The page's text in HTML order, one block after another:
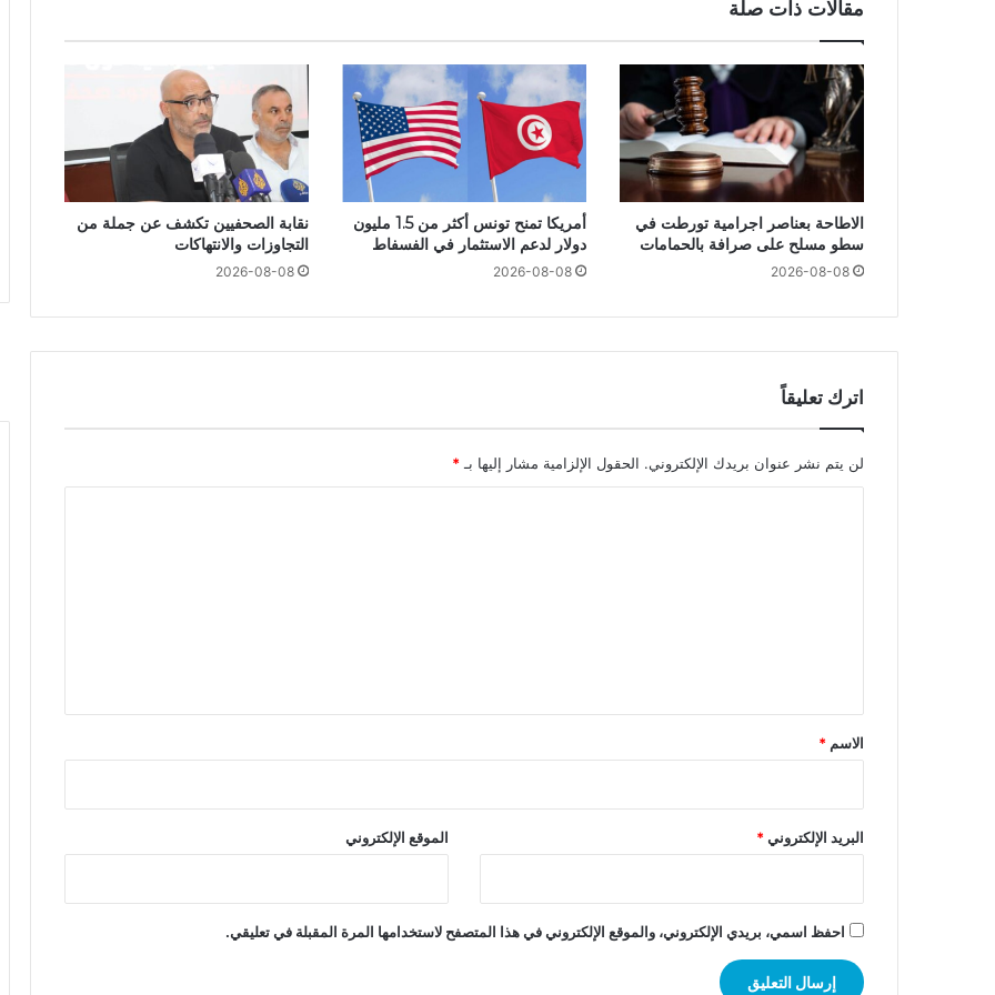
مقالات ذات صلة
الاطاحة بعناصر اجرامية تورطت في
سطو مسلح على صرافة بالحمامات
2026-08-08
أمريكا تمنح تونس أكثر من 1.5 مليون
دولار لدعم الاستثمار في الفسفاط
2026-08-08
نقابة الصحفيين تكشف عن جملة من
التجاوزات والانتهاكات
2026-08-08
اترك تعليقاً
لن يتم نشر عنوان بريدك الإلكتروني. الحقول الإلزامية مشار إليها بـ*
*
الاسم *
البريد الإلكتروني* الموقع الإلكتروني
احفظ اسمي، بريدي الإلكتروني، والموقع الإلكتروني في هذا المتصفح لاستخدامها المرة المقبلة في تعليقي.